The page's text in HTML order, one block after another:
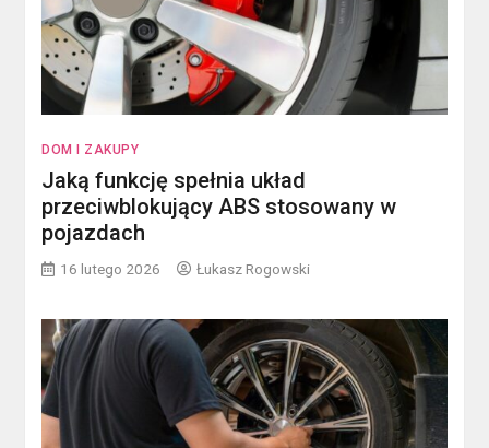
DOM I ZAKUPY
Jaką funkcję spełnia układ
przeciwblokujący ABS stosowany w
pojazdach
16 lutego 2026 Łukasz Rogowski